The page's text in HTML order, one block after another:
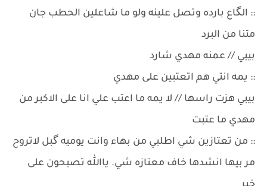
:: الگاع بارده وتصل علينه ولو ما شاعلين الحطب جان
متنا من البرد
بيبي // عمنه مهدي شارد
:: يمه انتي هم اتعتبين على مهدي
بيبي هزت راسها // لا يمه ما اعتب علي انا على الاكبر من
مهدي ما عتبت
:: من تعتازين شي اطلبي من بهاء وانت يوميه گبل لاتروح
مر بيها انشدها خاف معتازه شي. ياالله تصبحون على